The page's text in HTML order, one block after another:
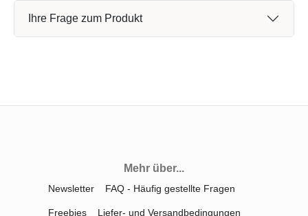
Ihre Frage zum Produkt
Mehr über...
Newsletter FAQ - Häufig gestellte Fragen
Freebies Liefer- und Versandbedingungen